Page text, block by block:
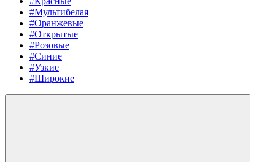
#Мультибелая
#Оранжевые
#Открытые
#Розовые
#Синие
#Узкие
#Широкие